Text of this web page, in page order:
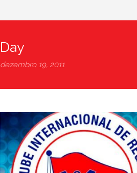
Day
dezembro 19, 2011